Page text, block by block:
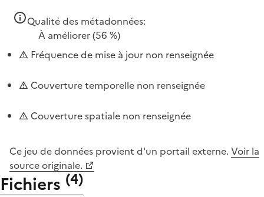
Qualité des métadonnées:
À améliorer(56 %)
Fréquence de mise à jour non renseignée
Couverture temporelle non renseignée
Couverture spatiale non renseignée
Ce jeu de données provient d'un portail externe. Voir la
source originale.
Fichiers (4)